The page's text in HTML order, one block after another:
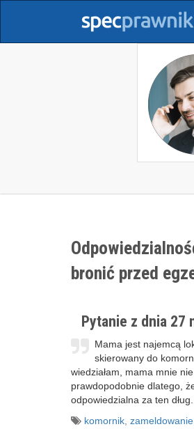
bronić przed
Pytanie z dnia 27
Mama jest najemcą
skierowany do
wiedziałam, mama mnie
prawdopodobnie dlatego,
odpowiedzialna za ten
komornik zameldowanie